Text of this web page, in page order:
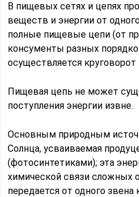
В пищевых сетях и цепях
веществ и энергии от
полные пищевые цепи (от
консументы разных
осуществляется
Пищевая цепь не может
поступления энергии извне.
Основным природным
Солнца, усваиваемая
(фотосинтетиками); эта
химической связи сложных
передается от одного звена